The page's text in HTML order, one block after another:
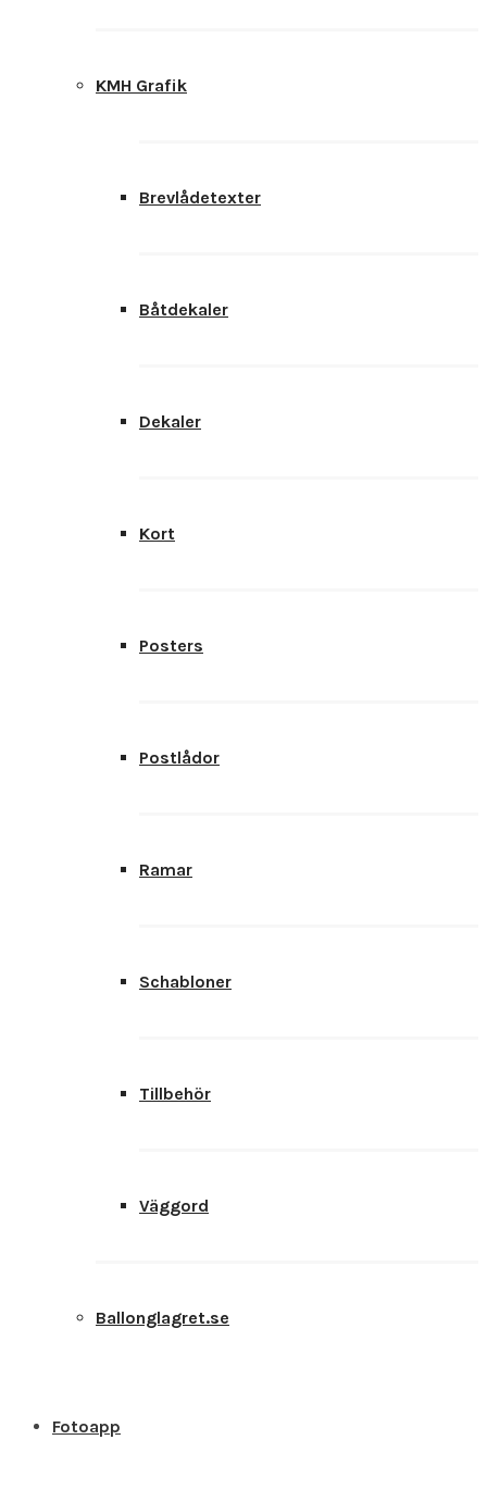
KMH Grafik
Brevlådetexter
Båtdekaler
Dekaler
Kort
Posters
Postlådor
Ramar
Schabloner
Tillbehör
Väggord
Ballonglagret.se
Fotoapp